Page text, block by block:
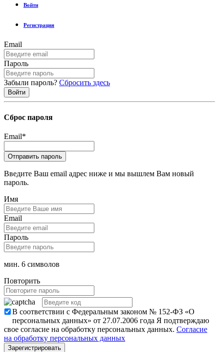
Войти
Регистрация
Email
Пароль
Забыли пароль? Сбросить здесь
Сброс пароля
Email*
Введите Ваш email адрес ниже и мы вышлем Вам новый
пароль.
Имя
Email
Пароль
мин. 6 символов
Повторить
В соответствии с Федеральным законом № 152-ФЗ «О
персональных данных» от 27.07.2006 года Я подтверждаю
свое согласие на обработку персональных данных. Согласие
на обработку персональных данных